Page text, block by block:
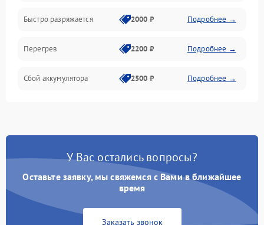
Быстро разряжается 2000 ₽ Подробнее →
Перегрев 2200 ₽ Подробнее →
Сбой аккумулятора 2500 ₽ Подробнее →
У Вас остались вопросы?
Оставьте заявку, мы свяжемся с Вами в ближайшее
время
Заказать звонок